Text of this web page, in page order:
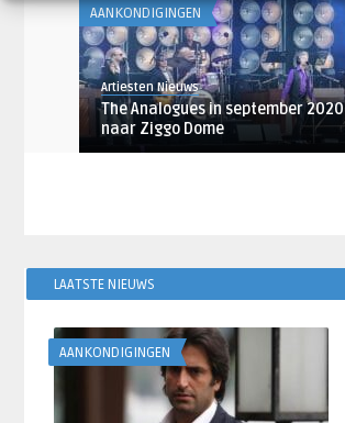
AANKONDIGINGEN
Artiesten Nieuws
The Analogues in september 2020
naar Ziggo Dome
LAATSTE NIEUWS
AANKONDIGINGEN